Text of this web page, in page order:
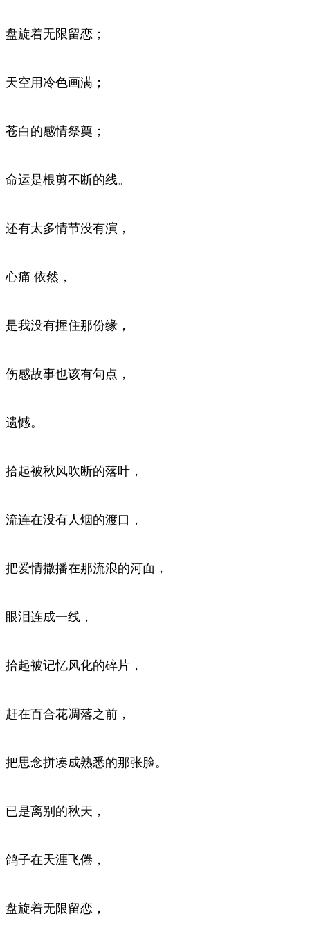
盘旋着无限留恋；
天空用冷色画满；
苍白的感情祭奠；
命运是根剪不断的线。
还有太多情节没有演，
心痛 依然，
是我没有握住那份缘，
伤感故事也该有句点，
遗憾。
拾起被秋风吹断的落叶，
流连在没有人烟的渡口，
把爱情撒播在那流浪的河面，
眼泪连成一线，
拾起被记忆风化的碎片，
赶在百合花凋落之前，
把思念拼凑成熟悉的那张脸。
已是离别的秋天，
鸽子在天涯飞倦，
盘旋着无限留恋，